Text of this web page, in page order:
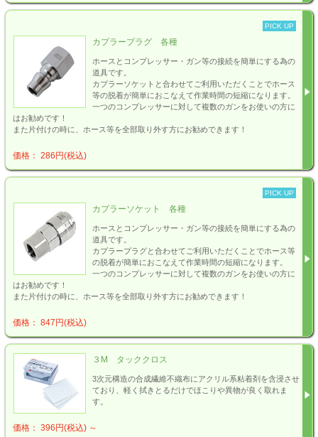
PICK UP
カプラープラグ 各種
ホースとコンプレッサー・ガン等の接続を簡単にする為の
道具です。
カプラーソケットと合わせてご利用いただくことでホース
等の脱着が簡単におこなえて作業時間の短縮になります。
一つのコンプレッサーに対して複数のガンをお使いの方に
はお勧めです！
また片付けの時に、ホース等を全部取り外す方にお勧めできます！
価格： 286円(税込)
PICK UP
カプラーソケット 各種
ホースとコンプレッサー・ガン等の接続を簡単にする為の
道具です。
カプラープラグと合わせてご利用いただくことでホース等
の脱着が簡単におこなえて作業時間の短縮になります。
一つのコンプレッサーに対して複数のガンをお使いの方に
はお勧めです！
また片付けの時に、ホース等を全部取り外す方にお勧めできます！
価格： 847円(税込)
３M タッククロス
3次元構造の合成繊維不織布にアクリル系粘着剤を含浸させ
ており、軽く拭きとるだけでほこりや異物が良く取れま
す。
価格： 396円(税込) ～